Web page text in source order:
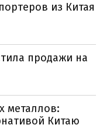
из Китая
продажи на
металлов:
Китаю